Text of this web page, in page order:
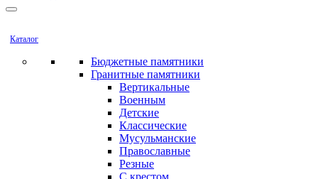
Каталог
Бюджетные памятники
Гранитные памятники
Вертикальные
Военным
Детские
Классические
Мусульманские
Православные
Резные